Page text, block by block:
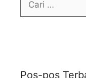
Pos-pos